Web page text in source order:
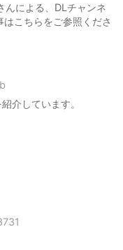
んによる、DLチャンネ
こちらをご参照くださ
介しています。